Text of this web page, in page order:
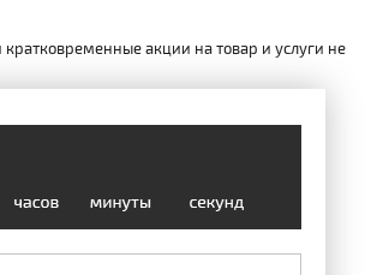
кратковременные акции на товар и услуги не